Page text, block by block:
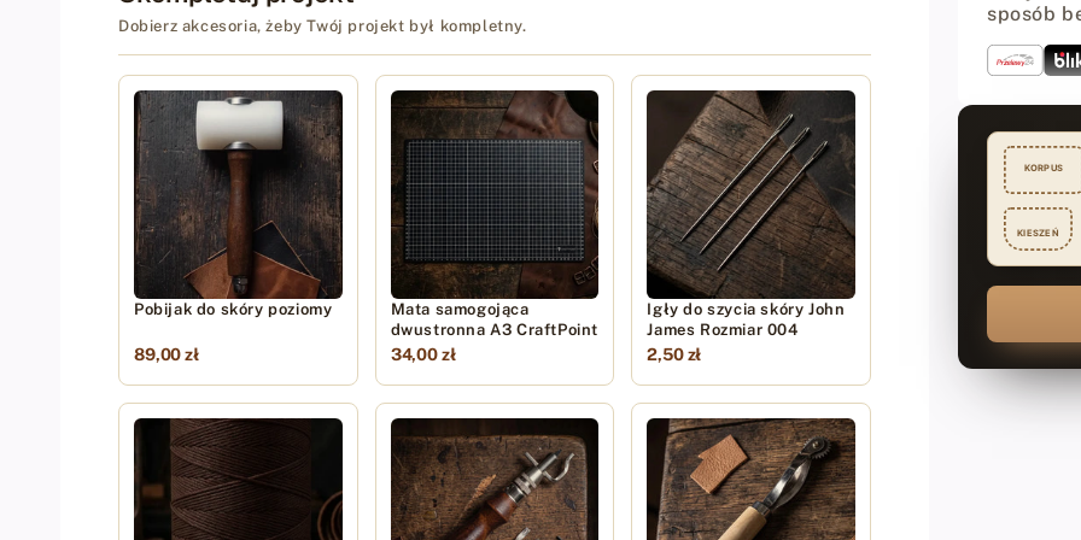
Dobierz akcesoria, żeby Twój projekt był kompletny.
Pobijak do skóry poziomy
89,00 zł
Mata samogojąca
dwustronna A3 CraftPoint
34,00 zł
Igły do szycia skóry John
James Rozmiar 004
2,50 zł
3
sposób
KORPUS
KIESZEŃ